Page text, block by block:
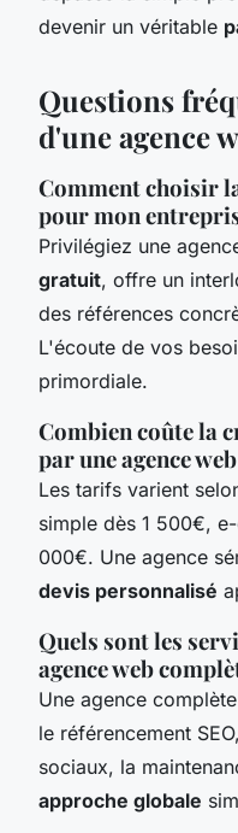
devenir un véritable
Questions
d'une agence
Comment choisir
pour mon
Privilégiez une
gratuit, offre un
des références
L'écoute de vos
primordiale.
Combien coûte la
par une agence
Les tarifs varient
simple dès 1 500€,
000€. Une agence
devis personnalisé
Quels sont les
agence web
Une agence
le référencement
sociaux, la
approche globale